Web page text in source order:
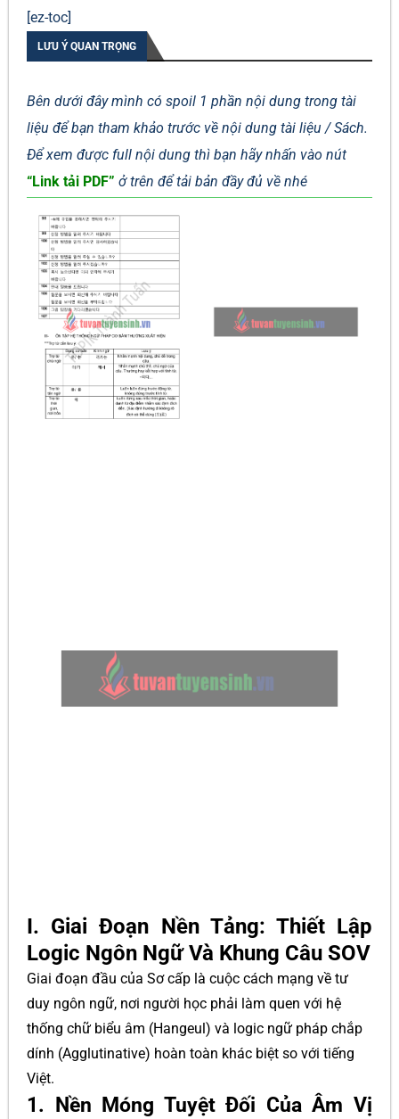
[ez-toc]
LƯU Ý QUAN TRỌNG
Bên dưới đây mình có spoil 1 phần nội dung trong tài
liệu để bạn tham khảo trước về nội dung tài liệu / Sách.
Để xem được full nội dung thì bạn hãy nhấn vào nút
“Link tải PDF” ở trên để tải bản đầy đủ về nhé
I. Giai Đoạn Nền Tảng: Thiết Lập
Logic Ngôn Ngữ Và Khung Câu SOV
Giai đoạn đầu của Sơ cấp là cuộc cách mạng về tư
duy ngôn ngữ, nơi người học phải làm quen với hệ
thống chữ biểu âm (Hangeul) và logic ngữ pháp chắp
dính (Agglutinative) hoàn toàn khác biệt so với tiếng
Việt.
1. Nền Móng Tuyệt Đối Của Âm Vị